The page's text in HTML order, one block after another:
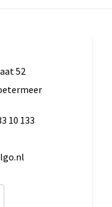
52
10 133